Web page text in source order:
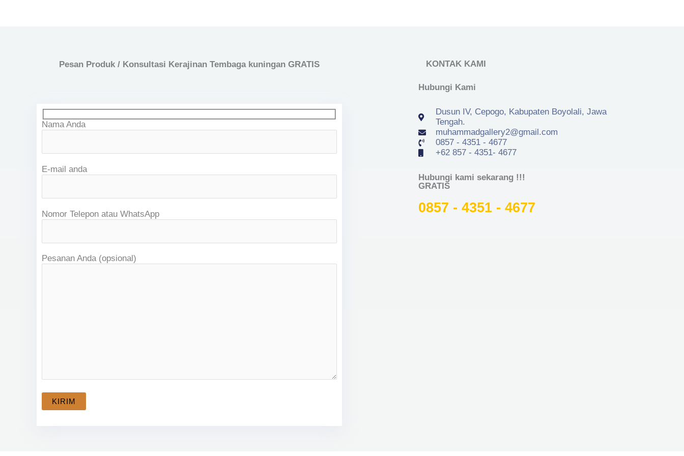
Pesan Produk / Konsultasi Kerajinan Tembaga kuningan GRATIS
Nama Anda
E-mail anda
Nomor Telepon atau WhatsApp
Pesanan Anda (opsional)
KONTAK KAMI
Hubungi Kami
Dusun IV, Cepogo, Kabupaten Boyolali, Jawa
Tengah.
muhammadgallery2@gmail.com​
0857 - 4351 - 4677
+62 857 - 4351- 4677
Hubungi kami sekarang !!!
GRATIS
0857 - 4351 - 4677